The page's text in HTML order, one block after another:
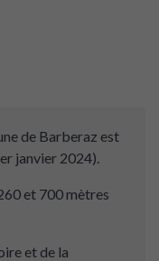
de Barberaz est
janvier 2024).
et 700 mètres
et de la